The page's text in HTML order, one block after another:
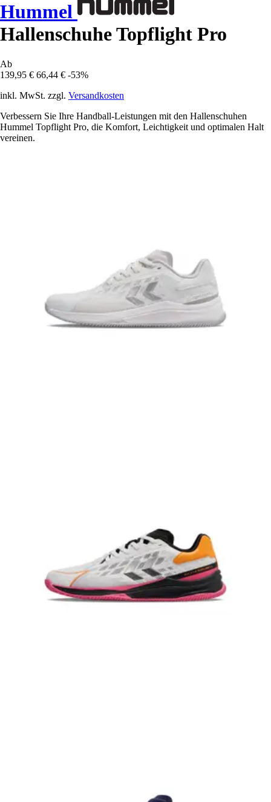
Hummel
Hallenschuhe Topflight Pro
Ab
139,95 € 66,44 € -53%
inkl. MwSt. zzgl. Versandkosten
Verbessern Sie Ihre Handball-Leistungen mit den Hallenschuhen
Hummel Topflight Pro, die Komfort, Leichtigkeit und optimalen Halt
vereinen.